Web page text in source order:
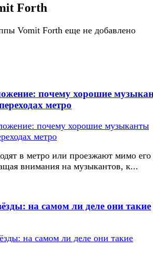
Forth
Vomit Forth еще не добавлено
почему хорошие
метро
в метро или проезжают мимо его
внимания на музыкантов, к...
на самом ли деле они такие